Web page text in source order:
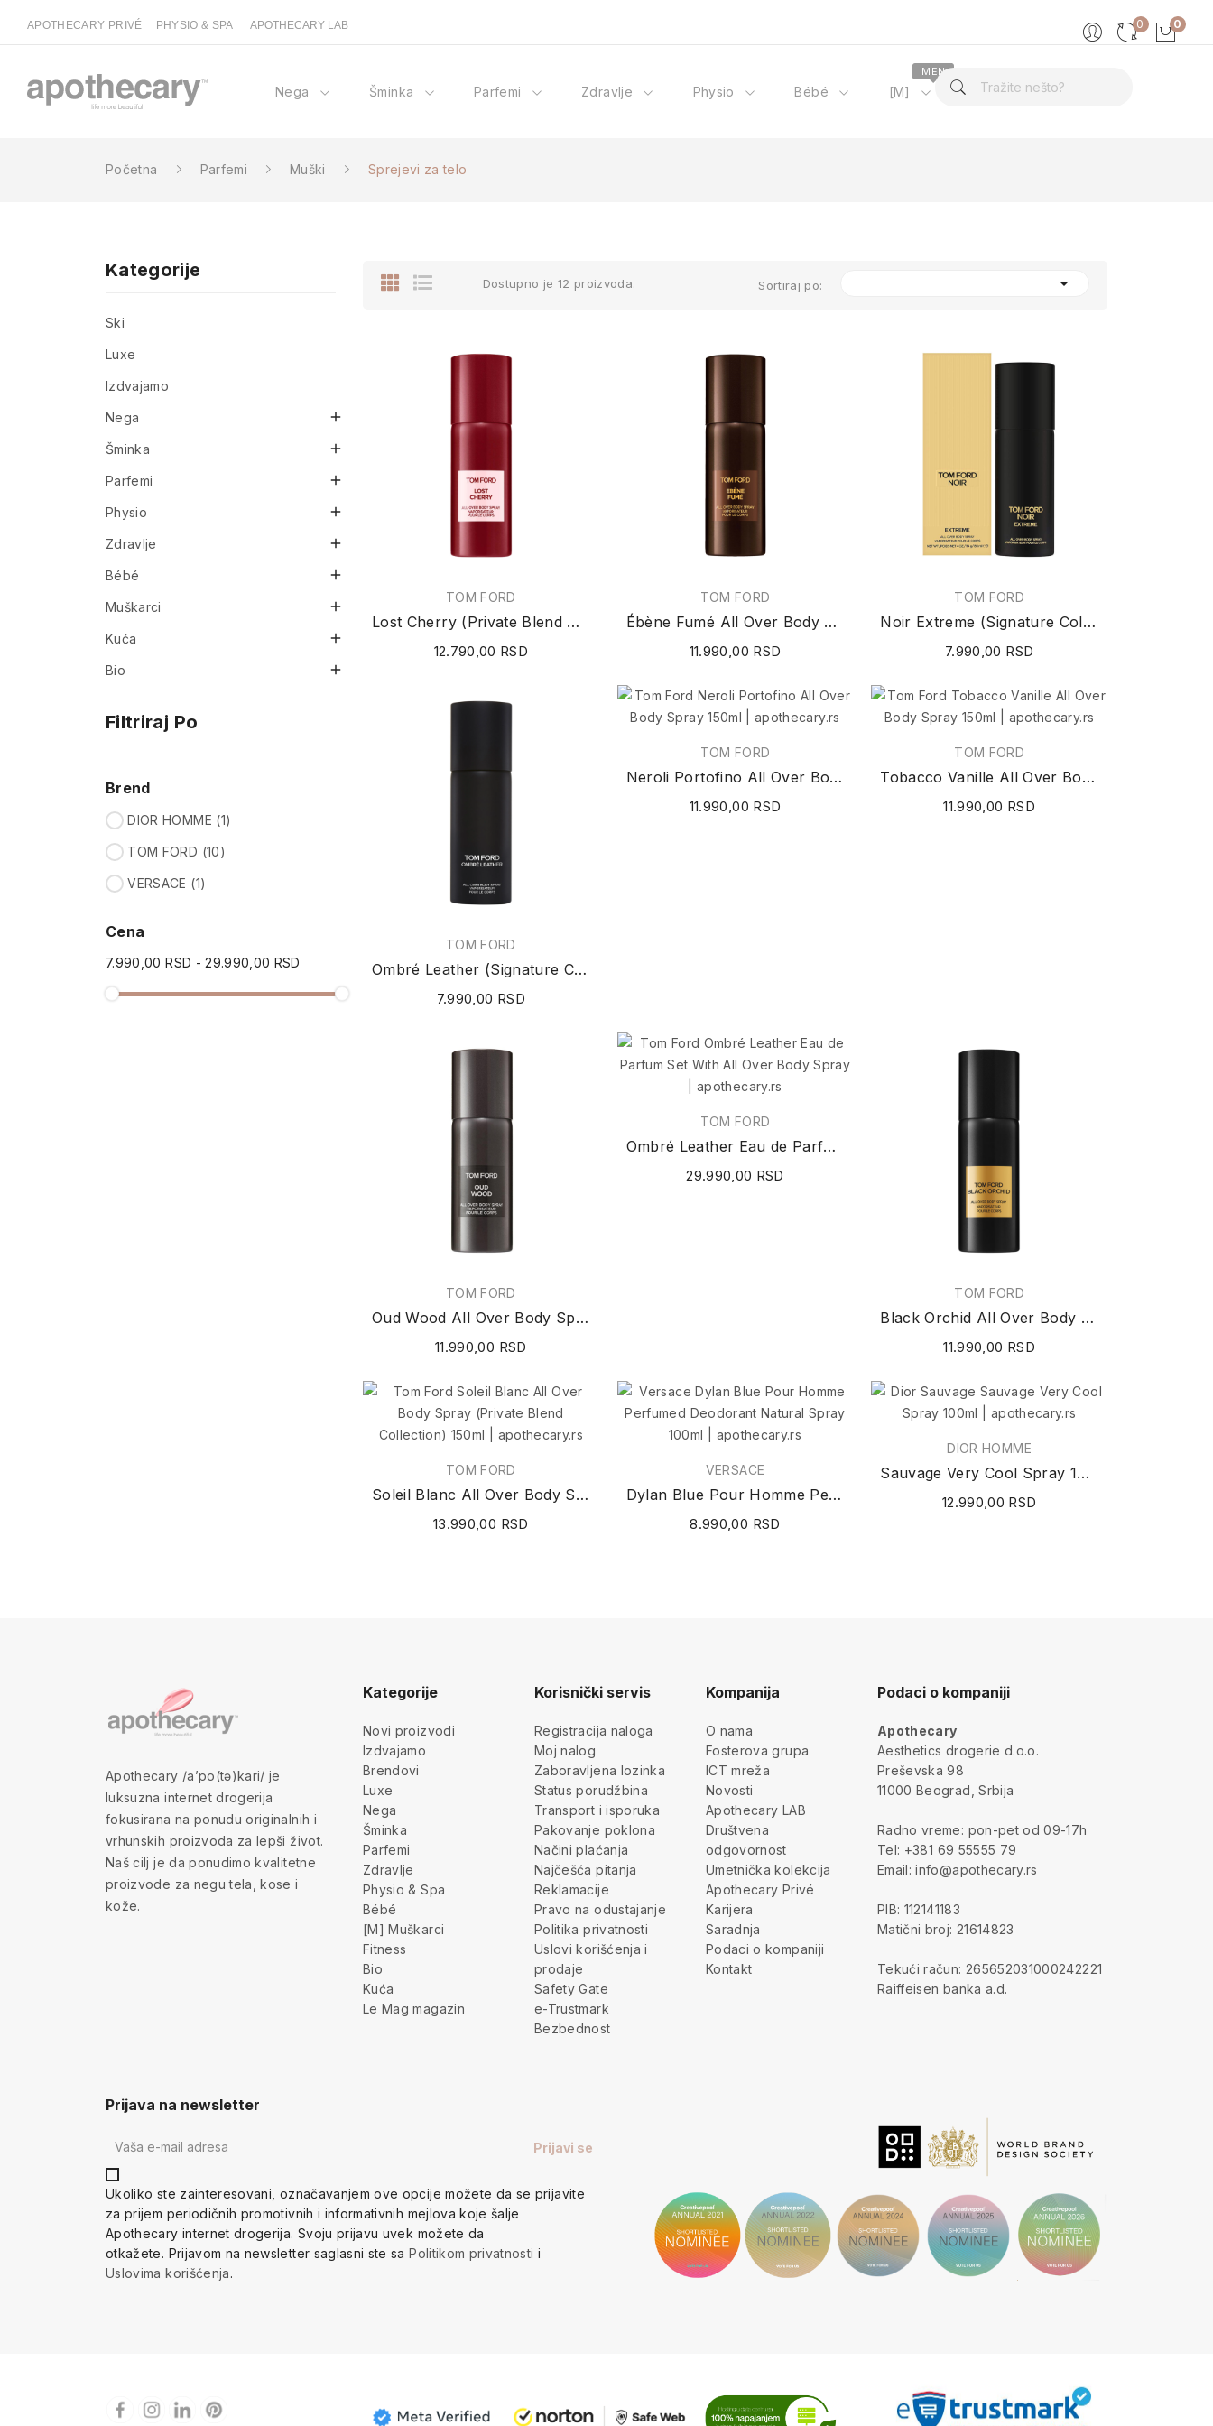
APOTHECARY PRIVÉ PHYSIO & SPA APOTHECARY LAB 0
0
Nega Šminka Parfemi Zdravlje Physio Bébé [M]
MEN
O nama
Početna Parfemi Muški Sprejevi za telo
Kategorije
Ski
Luxe
Izdvajamo
Nega 
Šminka 
Parfemi 
Physio 
Zdravlje 
Bébé 
Muškarci 
Kuća 
Bio 
Filtriraj Po
Brend
DIOR HOMME (1)
TOM FORD (10)
VERSACE (1)
Cena
7.990,00 RSD - 29.990,00 RSD
Dostupno je 12 proizvoda. Sortiraj po: 
TOM FORD
Lost Cherry (Private Blend Collection) All Over...
12.790,00 RSD
TOM FORD
Ébène Fumé All Over Body Spray (Private Blend...
11.990,00 RSD
TOM FORD
Noir Extreme (Signature Collection) All Over...
7.990,00 RSD
TOM FORD
Ombré Leather (Signature Collection) All Over...
7.990,00 RSD
TOM FORD
Neroli Portofino All Over Body Spray 150ml
11.990,00 RSD
TOM FORD
Tobacco Vanille All Over Body Spray 150ml
11.990,00 RSD
TOM FORD
Oud Wood All Over Body Spray 150ml
11.990,00 RSD
TOM FORD
Ombré Leather Eau de Parfum Set With All Over...
29.990,00 RSD
TOM FORD
Black Orchid All Over Body Spray 150ml
11.990,00 RSD
TOM FORD
Soleil Blanc All Over Body Spray (Private Blend...
13.990,00 RSD
VERSACE
Dylan Blue Pour Homme Perfumed Deodorant...
8.990,00 RSD
DIOR HOMME
Sauvage Very Cool Spray 100ml
12.990,00 RSD
Apothecary /a’po(tə)kari/ je
luksuzna internet drogerija
fokusirana na ponudu originalnih i
vrhunskih proizvoda za lepši život.
Naš cilj je da ponudimo kvalitetne
proizvode za negu tela, kose i
kože.
Kategorije
Novi proizvodi
Izdvajamo
Brendovi
Luxe
Nega
Šminka
Parfemi
Zdravlje
Physio & Spa
Bébé
[M] Muškarci
Fitness
Bio
Kuća
Le Mag magazin
Korisnički servis
Registracija naloga
Moj nalog
Zaboravljena lozinka
Status porudžbina
Transport i isporuka
Pakovanje poklona
Načini plaćanja
Najčešća pitanja
Reklamacije
Pravo na odustajanje
Politika privatnosti
Uslovi korišćenja i
prodaje
Safety Gate
e-Trustmark
Bezbednost
Kompanija
O nama
Fosterova grupa
ICT mreža
Novosti
Apothecary LAB
Društvena
odgovornost
Umetnička kolekcija
Apothecary Privé
Karijera
Saradnja
Podaci o kompaniji
Kontakt
Podaci o kompaniji
Apothecary
Aesthetics drogerie d.o.o.
Preševska 98
11000 Beograd, Srbija
Radno vreme: pon-pet od 09-17h
Tel: +381 69 55555 79
Email: info@apothecary.rs
PIB: 112141183
Matični broj: 21614823
Tekući račun: 265652031000242221
Raiffeisen banka a.d.
Prijava na newsletter
Ukoliko ste zainteresovani, označavanjem ove opcije možete da se prijavite
za prijem periodičnih promotivnih i informativnih mejlova koje šalje
Apothecary internet drogerija. Svoju prijavu uvek možete da
otkažete. Prijavom na newsletter saglasni ste saPolitikom privatnosti i
Uslovima korišćenja.